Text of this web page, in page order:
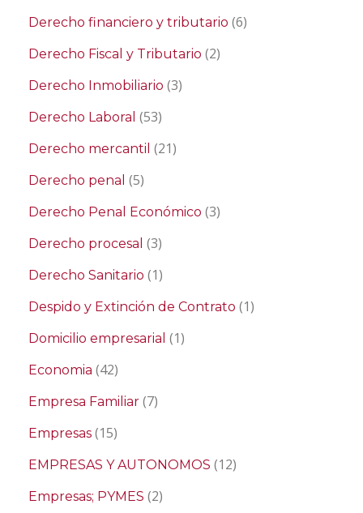
Derecho financiero y tributario (6)
Derecho Fiscal y Tributario (2)
Derecho Inmobiliario (3)
Derecho Laboral (53)
Derecho mercantil (21)
Derecho penal (5)
Derecho Penal Económico (3)
Derecho procesal (3)
Derecho Sanitario (1)
Despido y Extinción de Contrato (1)
Domicilio empresarial (1)
Economia (42)
Empresa Familiar (7)
Empresas (15)
EMPRESAS Y AUTONOMOS (12)
Empresas; PYMES (2)